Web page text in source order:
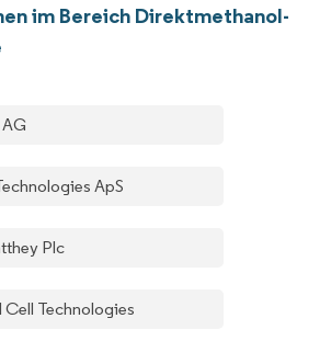
im Bereich Direktmethanol-
ApS
Plc
Cell Technologies